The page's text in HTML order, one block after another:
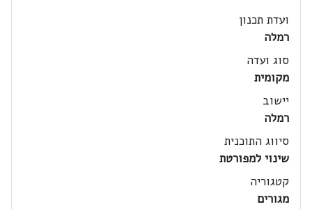
ועדת תכנון
רמלה
סוג ועדה
מקומית
יישוב
רמלה
סיווג התוכנית
שינוי למפורטת
קטגוריה
מגורים